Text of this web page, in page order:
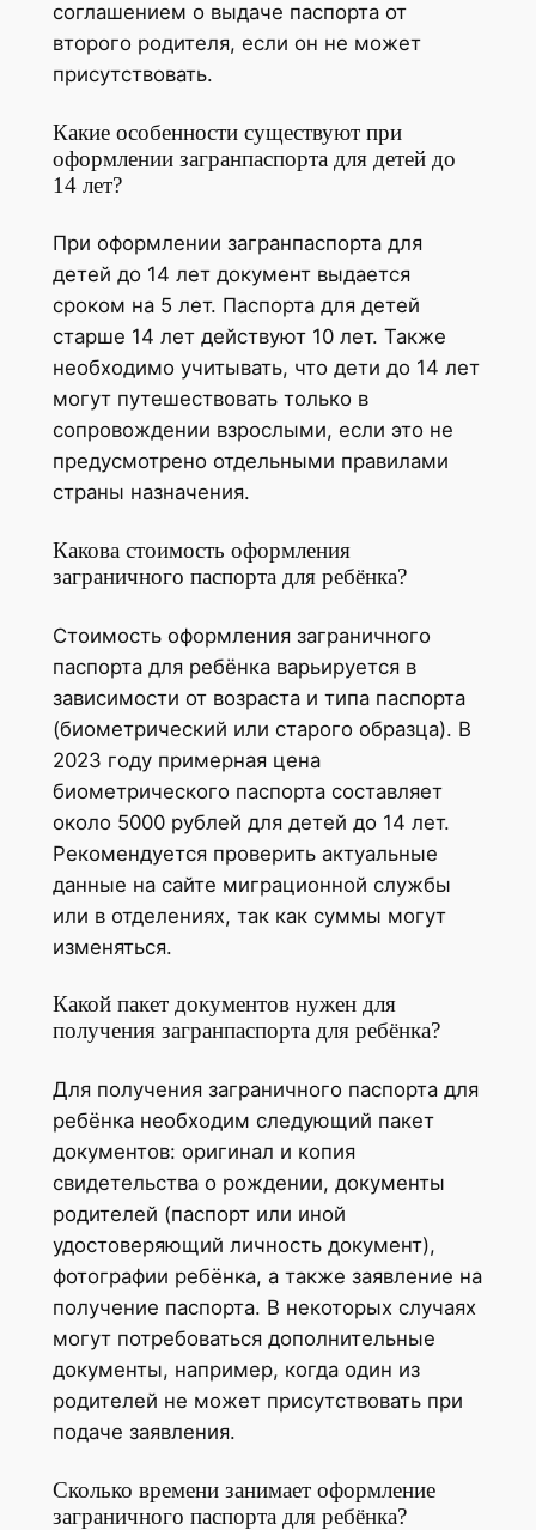
соглашением о выдаче паспорта от
второго родителя, если он не может
присутствовать.
Какие особенности существуют при
оформлении загранпаспорта для детей до
14 лет?
При оформлении загранпаспорта для
детей до 14 лет документ выдается
сроком на 5 лет. Паспорта для детей
старше 14 лет действуют 10 лет. Также
необходимо учитывать, что дети до 14 лет
могут путешествовать только в
сопровождении взрослыми, если это не
предусмотрено отдельными правилами
страны назначения.
Какова стоимость оформления
заграничного паспорта для ребёнка?
Стоимость оформления заграничного
паспорта для ребёнка варьируется в
зависимости от возраста и типа паспорта
(биометрический или старого образца). В
2023 году примерная цена
биометрического паспорта составляет
около 5000 рублей для детей до 14 лет.
Рекомендуется проверить актуальные
данные на сайте миграционной службы
или в отделениях, так как суммы могут
изменяться.
Какой пакет документов нужен для
получения загранпаспорта для ребёнка?
Для получения заграничного паспорта для
ребёнка необходим следующий пакет
документов: оригинал и копия
свидетельства о рождении, документы
родителей (паспорт или иной
удостоверяющий личность документ),
фотографии ребёнка, а также заявление на
получение паспорта. В некоторых случаях
могут потребоваться дополнительные
документы, например, когда один из
родителей не может присутствовать при
подаче заявления.
Сколько времени занимает оформление
заграничного паспорта для ребёнка?